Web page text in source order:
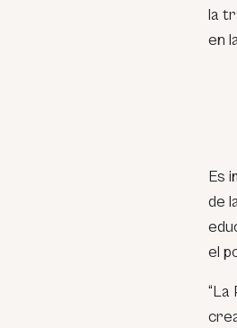
la
en
Es
de
el
“La